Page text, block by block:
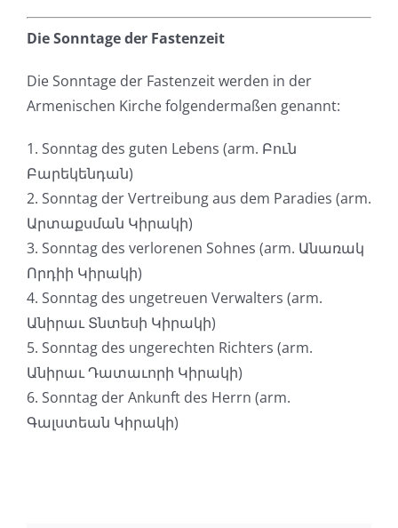
Die Sonntage der Fastenzeit
Die Sonntage der Fastenzeit werden in der
Armenischen Kirche folgendermaßen genannt:
1. Sonntag des guten Lebens (arm. Բուն
Բարեկենդան)
2. Sonntag der Vertreibung aus dem Paradies (arm.
Արտաքսման Կիրակի)
3. Sonntag des verlorenen Sohnes (arm. Անառակ
Որդիի Կիրակի)
4. Sonntag des ungetreuen Verwalters (arm.
Անիրաւ Տնտեսի Կիրակի)
5. Sonntag des ungerechten Richters (arm.
Անիրաւ Դատաւորի Կիրակի)
6. Sonntag der Ankunft des Herrn (arm.
Գալստեան Կիրակի)